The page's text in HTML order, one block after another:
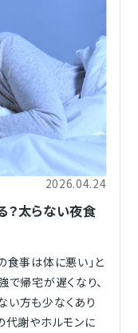
2026.04.24
？太らない夜食
食事は体に悪い」と
で帰宅が遅くなり、
い方も少なくあり
代謝やホルモンに